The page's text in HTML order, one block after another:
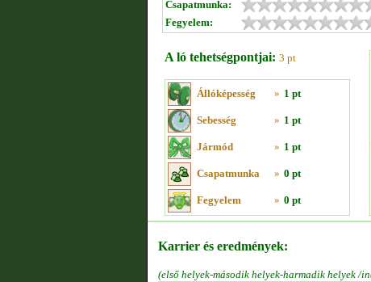
Csapatmunka:
Fegyelem:
A ló tehetségpontjai: 3 pt
Állóképesség » 1 pt
Sebesség » 1 pt
Jármód » 1 pt
Csapatmunka » 0 pt
Fegyelem » 0 pt
Karrier és eredmények:
(első helyek-második helyek-harmadik helyek /